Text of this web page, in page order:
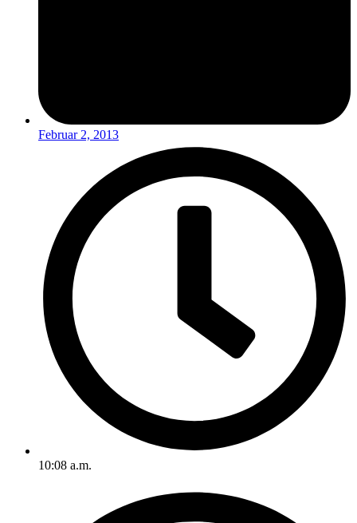
Februar 2, 2013
10:08 a.m.